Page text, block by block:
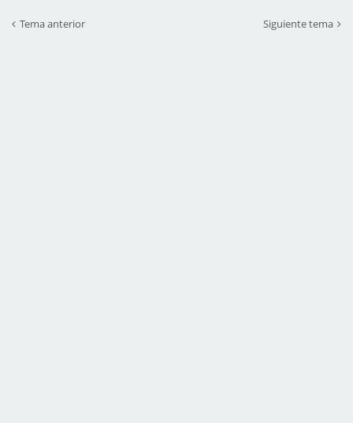
Tema anterior Siguiente tema